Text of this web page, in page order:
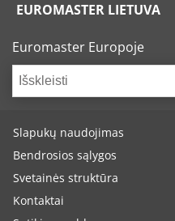
EUROMASTER LIETUVA
Euromaster Europoje
Išskleisti
Slapukų naudojimas
Bendrosios sąlygos
Svetainės struktūra
Kontaktai